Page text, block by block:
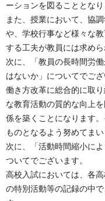
ーションを図ることとなり
また、授業において、協
や、学校行事など様々な
する工夫が教員には求めら
次に、「教員の長時間労
はないか」についてでござ
働き方改革に総合的に取
な教育活動の質的な向上
係を築くことになります
ものとなるよう努めてま
次に、「活動時間縮小に
ついてでございます。
高校入試においては、各
の特別活動等の記録の中